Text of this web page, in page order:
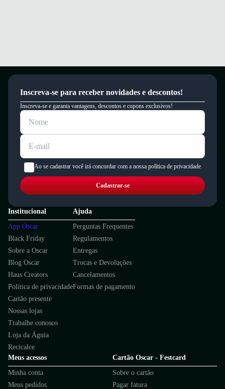
Inscreva-se para receber novidades e descontos!
Inscreva-se e garanta vantagens, descontos e cupons exclusivos!
Ao se cadastrar você irá concordar com a nossa política de privacidade
Cadastrar-se
Institucional
App Oscar
Black Friday
Sobre a Oscar
Blog Oscar
Haus Creators
Política de privacidade
Cartão presente
Nossas lojas
Trabalhe conosco
Loja da Águia
Recicalce
Ajuda
Perguntas Frequentes
Regulamentos
Entregas
Trocas e Devoluções
Cancelamentos
Formas de pagamento
Meus acessos
Minha conta
Meus pedidos
Cartão Oscar - Festcard
Sobre o cartão
Pagar fatura